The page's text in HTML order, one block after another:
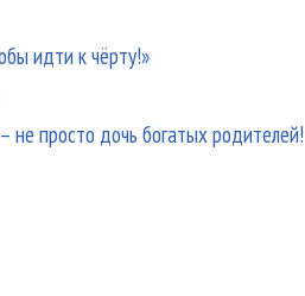
идти к чёрту!»
не просто дочь богатых родителей!